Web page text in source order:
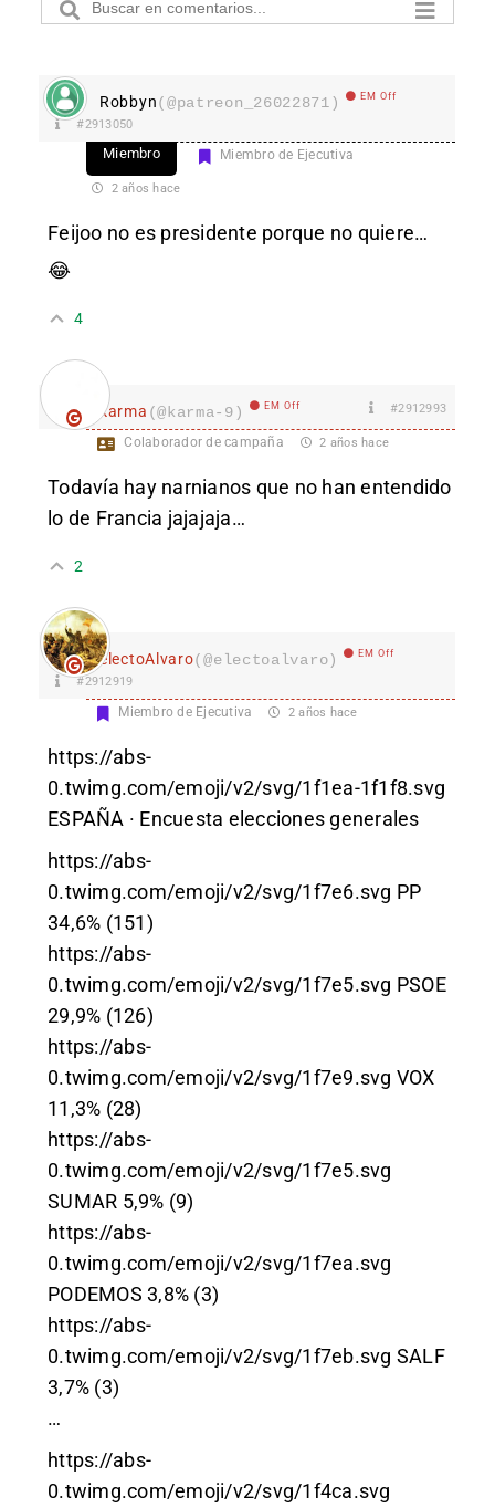
Robbyn(@patreon_26022871) EM Off
#2913050
Miembro Miembro de Ejecutiva
2 años hace
Feijoo no es presidente porque no quiere…
😂
4
karma (@karma-9) EM Off #2912993
Colaborador de campaña 2 años hace
Todavía hay narnianos que no han entendido
lo de Francia jajajaja…
2
electoAlvaro(@electoalvaro) EM Off
#2912919
Miembro de Ejecutiva 2 años hace
https://abs-
0.twimg.com/emoji/v2/svg/1f1ea-1f1f8.svg
ESPAÑA · Encuesta elecciones generales
https://abs-
0.twimg.com/emoji/v2/svg/1f7e6.svg PP
34,6% (151)
https://abs-
0.twimg.com/emoji/v2/svg/1f7e5.svg PSOE
29,9% (126)
https://abs-
0.twimg.com/emoji/v2/svg/1f7e9.svg VOX
11,3% (28)
https://abs-
0.twimg.com/emoji/v2/svg/1f7e5.svg
SUMAR 5,9% (9)
https://abs-
0.twimg.com/emoji/v2/svg/1f7ea.svg
PODEMOS 3,8% (3)
https://abs-
0.twimg.com/emoji/v2/svg/1f7eb.svg SALF
3,7% (3)
…
https://abs-
0.twimg.com/emoji/v2/svg/1f4ca.svg